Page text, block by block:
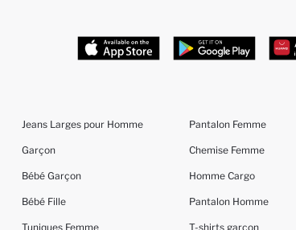
Jeans Larges pour Homme
Garçon
Bébé Garçon
Bébé Fille
Tuniques Femme
Pantalon Femme
Chemise Femme
Homme Cargo
Pantalon Homme
T-shirts garçon